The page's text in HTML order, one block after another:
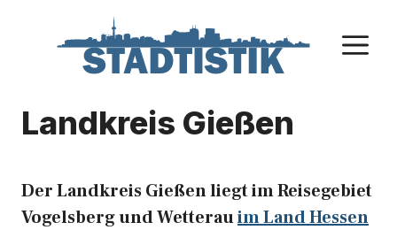
Landkreis Gießen
Der Landkreis Gießen liegt im Reisegebiet
Vogelsberg und Wetterauim Land Hessen